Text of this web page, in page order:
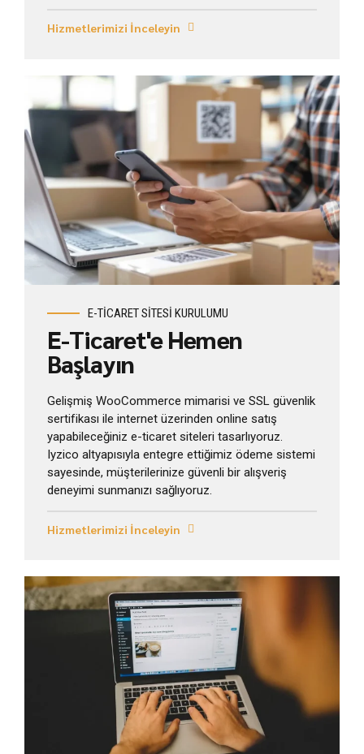
Hizmetlerimizi İnceleyin
WooCommerce Tasarım
E-TİCARET SİTESİ KURULUMU
E-Ticaret'e Hemen
Başlayın
Gelişmiş WooCommerce mimarisi ve SSL güvenlik
sertifikası ile internet üzerinden online satış
yapabileceğiniz e-ticaret siteleri tasarlıyoruz.
Iyzico altyapısıyla entegre ettiğimiz ödeme sistemi
sayesinde, müşterilerinize güvenli bir alışveriş
deneyimi sunmanızı sağlıyoruz.
Hizmetlerimizi İnceleyin
Seçenekleri İncele